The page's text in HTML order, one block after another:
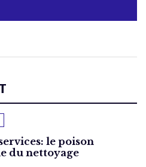
le poison
du nettoyage